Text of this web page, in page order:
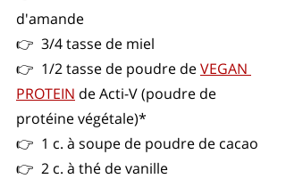
d'amande
​👉  3/4 tasse de miel
​👉  1/2 tasse de poudre de VEGAN
PROTEIN de Acti-V (poudre de
protéine végétale)*
👉  1 c. à soupe de poudre de cacao
​👉  2 c. à thé de vanille